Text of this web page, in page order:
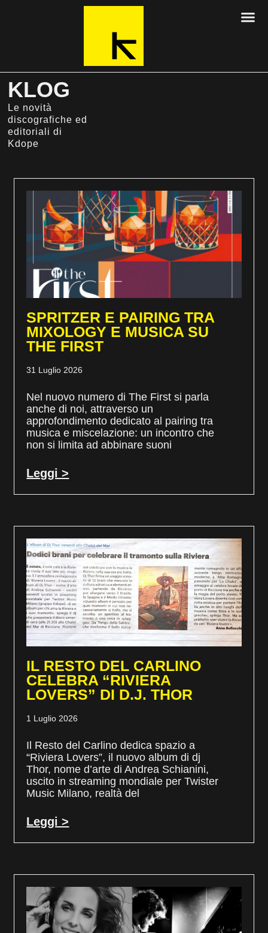
KLOG
Le novità
discografiche ed
editoriali di
Kdope
SPRITZER E PAIRING TRA
MIXOLOGY E MUSICA SU
THE FIRST
31 Luglio 2026
Nel nuovo numero di The First si parla
anche di noi, attraverso un
approfondimento dedicato al pairing tra
musica e miscelazione: un incontro che
non si limita ad abbinare suoni
Leggi >
IL RESTO DEL CARLINO
CELEBRA “RIVIERA
LOVERS” DI D.J. THOR
1 Luglio 2026
Il Resto del Carlino dedica spazio a
“Riviera Lovers”, il nuovo album di dj
Thor, nome d’arte di Andrea Schianini,
uscito in streaming mondiale per Twister
Music Milano, realtà del
Leggi >